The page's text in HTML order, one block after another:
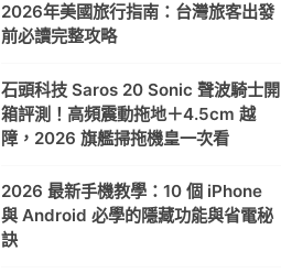
2026年美國旅行指南：台灣旅客出發
前必讀完整攻略
石頭科技 Saros 20 Sonic 聲波騎士開
箱評測！高頻震動拖地＋4.5cm 越
障，2026 旗艦掃拖機皇一次看
2026 最新手機教學：10 個 iPhone
與 Android 必學的隱藏功能與省電秘
訣